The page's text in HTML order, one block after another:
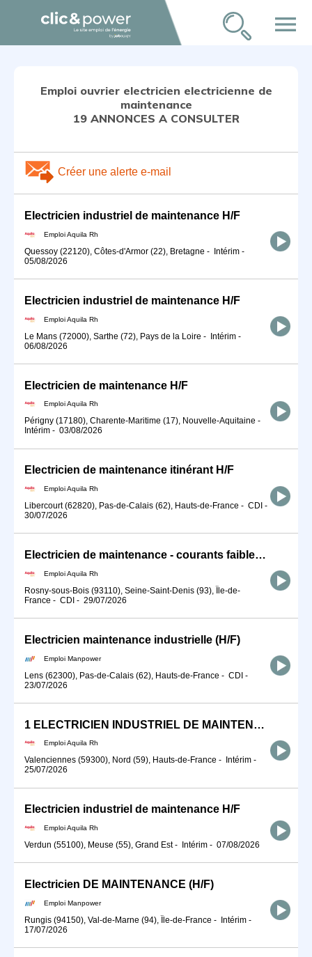
menu
Emploi ouvrier electricien electricienne de
maintenance
19 ANNONCES A CONSULTER
Créer une alerte e-mail
Electricien industriel de maintenance H/F
Emploi Aquila Rh
Quessoy (22120), Côtes-d'Armor (22), Bretagne - Intérim -
05/08/2026
Electricien industriel de maintenance H/F
Emploi Aquila Rh
Le Mans (72000), Sarthe (72), Pays de la Loire - Intérim -
06/08/2026
Electricien de maintenance H/F
Emploi Aquila Rh
Périgny (17180), Charente-Maritime (17), Nouvelle-Aquitaine -
Intérim - 03/08/2026
Electricien de maintenance itinérant H/F
Emploi Aquila Rh
Libercourt (62820), Pas-de-Calais (62), Hauts-de-France - CDI -
30/07/2026
Electricien de maintenance - courants faibles H/F
Emploi Aquila Rh
Rosny-sous-Bois (93110), Seine-Saint-Denis (93), Île-de-
France - CDI - 29/07/2026
Electricien maintenance industrielle (H/F)
Emploi Manpower
Lens (62300), Pas-de-Calais (62), Hauts-de-France - CDI -
23/07/2026
1 ELECTRICIEN INDUSTRIEL DE MAINTENANCE (H/F)
Emploi Aquila Rh
Valenciennes (59300), Nord (59), Hauts-de-France - Intérim -
25/07/2026
Electricien industriel de maintenance H/F
Emploi Aquila Rh
Verdun (55100), Meuse (55), Grand Est- Intérim - 07/08/2026
Electricien DE MAINTENANCE (H/F)
Emploi Manpower
Rungis (94150), Val-de-Marne (94), Île-de-France - Intérim -
17/07/2026